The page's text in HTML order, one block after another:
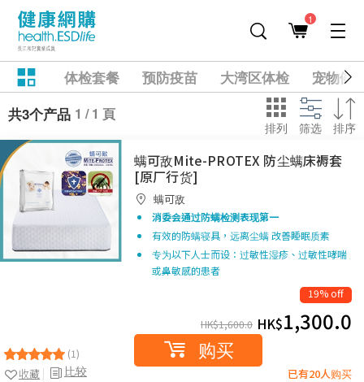
1
体检套餐 预防疫苗 大湾区体检
宠物健
共3个产品 1 / 1 頁
排列 筛选 排序
(1)
比较
收藏
螨可敌Mite-PROTEX 防尘螨床褥套
[原厂行货]
螨可敌
消委会通过防螨检测表现第一
有效的防螨寝具，远离尘螨 改善睡眠质素
专为以下人士而设：过敏性湿疹、过敏性哮喘
或鼻敏感的患者
19% off
HK$1,600.0 HK$1,300.0
购买
已有20人购买